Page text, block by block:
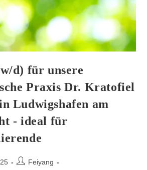
d) für unsere
Praxis Dr. Kratofiel
Ludwigshafen am
- ideal für
Feiyang